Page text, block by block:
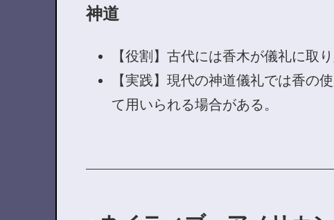
神道
【役割】古代には香木が儀礼に取
【実践】現代の神道儀礼では香の
て用いられる場合がある。